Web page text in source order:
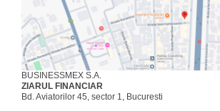
BUSINESSMEX S.A.
ZIARUL FINANCIAR
Bd. Aviatorilor 45, sector 1, Bucuresti